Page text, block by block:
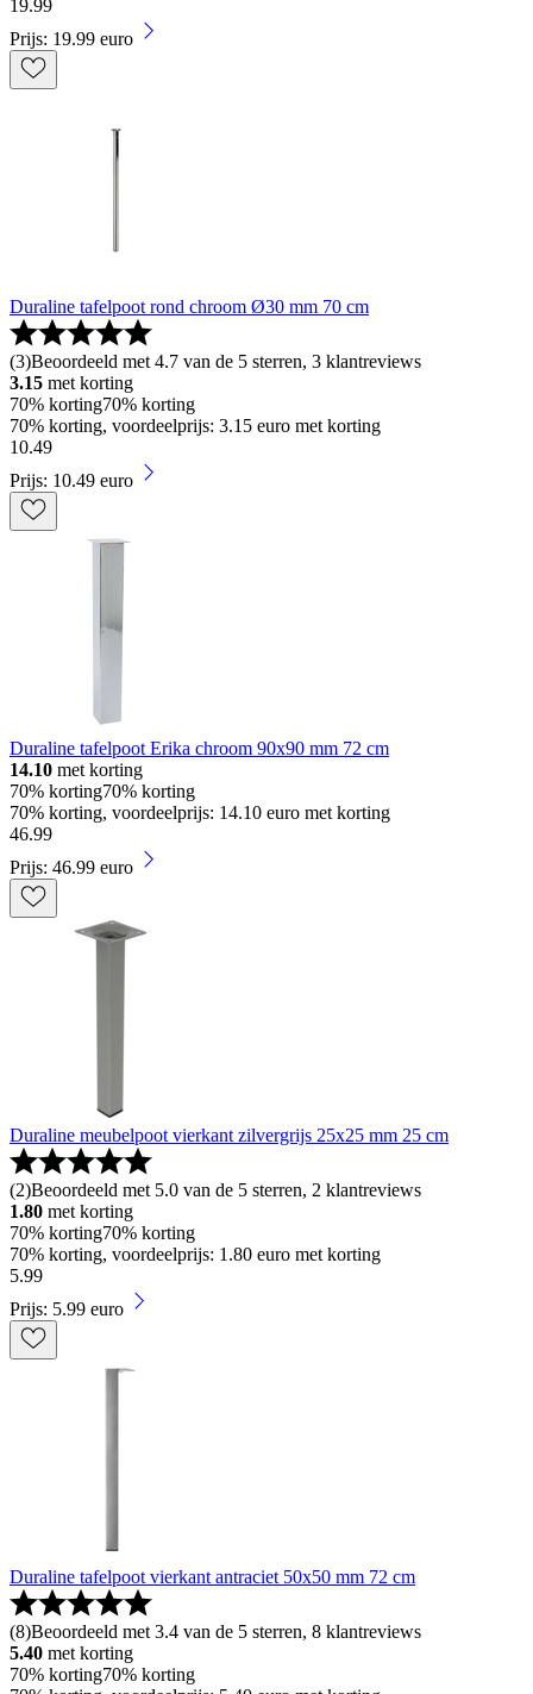
19.99
Prijs: 19.99 euro
Duraline tafelpoot rond chroom Ø30 mm 70 cm
(3)Beoordeeld met 4.7 van de 5 sterren, 3 klantreviews
3.15 met korting
70% korting70% korting
70% korting, voordeelprijs: 3.15 euro met korting
10.49
Prijs: 10.49 euro
Duraline tafelpoot Erika chroom 90x90 mm 72 cm
14.10 met korting
70% korting70% korting
70% korting, voordeelprijs: 14.10 euro met korting
46.99
Prijs: 46.99 euro
Duraline meubelpoot vierkant zilvergrijs 25x25 mm 25 cm
(2)Beoordeeld met 5.0 van de 5 sterren, 2 klantreviews
1.80 met korting
70% korting70% korting
70% korting, voordeelprijs: 1.80 euro met korting
5.99
Prijs: 5.99 euro
Duraline tafelpoot vierkant antraciet 50x50 mm 72 cm
(8)Beoordeeld met 3.4 van de 5 sterren, 8 klantreviews
5.40 met korting
70% korting70% korting